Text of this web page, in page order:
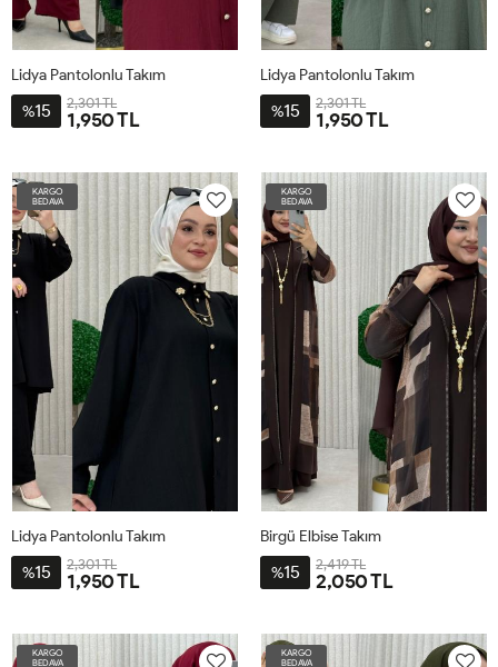
56
Lidya Pantolonlu Takım
%15 2,301 TL
1,950 TL
56
Lidya Pantolonlu Takım
%15 2,301 TL
1,950 TL
KARGO
BEDAVA
56
Lidya Pantolonlu Takım
%15 2,301 TL
1,950 TL
KARGO
BEDAVA
56
Birgü Elbise Takım
%15 2,419 TL
2,050 TL
KARGO
BEDAVA
KARGO
BEDAVA